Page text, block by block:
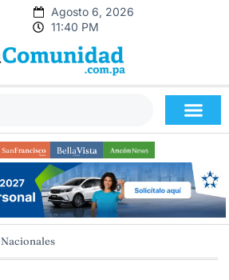
Agosto 6, 2026
11:40 PM
Nacionales